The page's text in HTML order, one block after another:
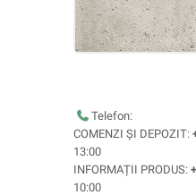
Telefon:
COMENZI ȘI DEPOZIT:
13:00
INFORMAȚII PRODUS:
10:00